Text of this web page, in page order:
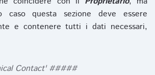
caso questa sezione deve essere
e contenere tutti i dati necessari,
Contact' #####